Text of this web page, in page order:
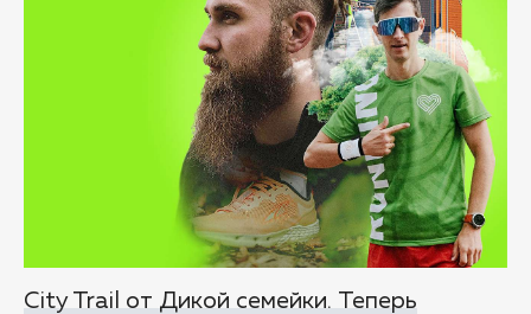
City Trail от Дикой семейки. Теперь